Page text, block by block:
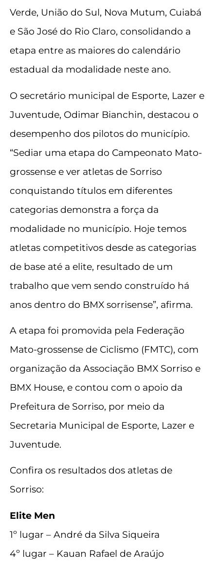
Verde, União do Sul, Nova Mutum, Cuiabá
e São José do Rio Claro, consolidando a
etapa entre as maiores do calendário
estadual da modalidade neste ano.
O secretário municipal de Esporte, Lazer e
Juventude, Odimar Bianchin, destacou o
desempenho dos pilotos do município.
“Sediar uma etapa do Campeonato Mato-
grossense e ver atletas de Sorriso
conquistando títulos em diferentes
categorias demonstra a força da
modalidade no município. Hoje temos
atletas competitivos desde as categorias
de base até a elite, resultado de um
trabalho que vem sendo construído há
anos dentro do BMX sorrisense”, afirma.
A etapa foi promovida pela Federação
Mato-grossense de Ciclismo (FMTC), com
organização da Associação BMX Sorriso e
BMX House, e contou com o apoio da
Prefeitura de Sorriso, por meio da
Secretaria Municipal de Esporte, Lazer e
Juventude.
Confira os resultados dos atletas de
Sorriso:
Elite Men
1º lugar – André da Silva Siqueira
4º lugar – Kauan Rafael de Araújo